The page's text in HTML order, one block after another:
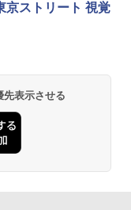
京ストリート 視覚
表示させる